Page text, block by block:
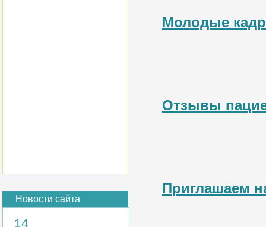
Новости сайта
14
Молодые
Отзывы
Приглашаем